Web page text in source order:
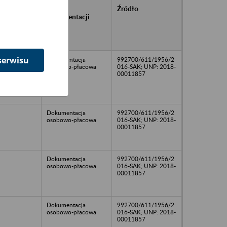
dokumentacji
Źródło
Dokumentacja
osobowo-płacowa
992700/611/1956/2
016-SAK; UNP: 2018-
00011857
Dokumentacja
osobowo-płacowa
992700/611/1956/2
016-SAK; UNP: 2018-
00011857
Dokumentacja
osobowo-płacowa
992700/611/1956/2
016-SAK; UNP: 2018-
00011857
Dokumentacja
osobowo-płacowa
992700/611/1956/2
016-SAK; UNP: 2018-
00011857